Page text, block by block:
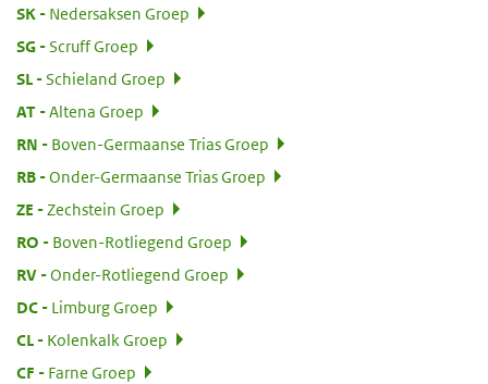
SK:
Nedersaksen Groep
SG:
Scruff Groep
SL
Schieland Groep
AT:
Altena Groep
RN
Boven-Germaanse Trias Groep
RB:
Onder-Germaanse Trias Groep
ZE
Zechstein Groep
RO
Boven-Rotliegend Groep
RV:
Onder-Rotliegend Groep
DC:
Limburg Groep
CL
Kolenkalk Groep
CF
Farne Groep